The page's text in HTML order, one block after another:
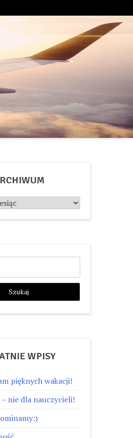
WPISY
pięknych wakacji!
nie dla nauczycieli!